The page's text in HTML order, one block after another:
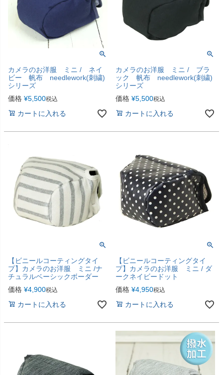
カメラのお洋服 ミニ / ネイ
ビー 帆布 needlework(刺繍)
シリーズ
価格 ¥5,500税込
カートに入れる
カメラのお洋服 ミニ / ブラ
ック 帆布 needlework(刺繍)
シリーズ
価格 ¥5,500税込
カートに入れる
【ビニールコーティングタイ
プ】カメラのお洋服 ミニ /ナ
チュラルベーシックボーダー
価格 ¥4,900税込
カートに入れる
【ビニールコーティングタイ
プ】カメラのお洋服 ミニ / ダ
ークネイビードット
価格 ¥4,950税込
カートに入れる